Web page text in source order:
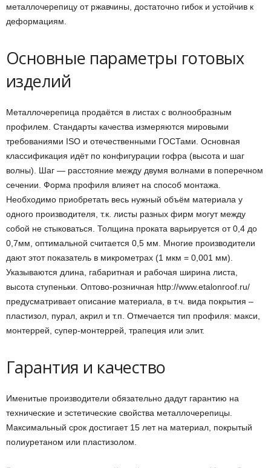
металлочерепицу от ржавчины, достаточно гибок и устойчив к
деформациям.
Основные параметры готовых
изделий
Металлочерепица продаётся в листах с волнообразным
профилем. Стандарты качества измеряются мировыми
требованиями ISO и отечественными ГОСТами. Основная
классификация идёт по конфигурации гофра (высота и шаг
волны). Шаг — расстояние между двумя волнами в поперечном
сечении. Форма профиля влияет на способ монтажа.
Необходимо приобретать весь нужный объём материала у
одного производителя, т.к. листы разных фирм могут между
собой не стыковаться. Толщина проката варьируется от 0,4 до
0,7мм, оптимальной считается 0,5 мм. Многие производители
дают этот показатель в микрометрах (1 мкм = 0,001 мм).
Указываются длина, габаритная и рабочая ширина листа,
высота ступеньки. Оптово-розничная http://www.etalonroof.ru/
предусматривает описание материала, в т.ч. вида покрытия –
пластизол, пурал, акрил и т.п. Отмечается тип профиля: макси,
монтеррей, супер-монтеррей, трапеция или элит.
Гарантия и качество
Именитые производители обязательно дадут гарантию на
технические и эстетические свойства металлочерепицы.
Максимальный срок достигает 15 лет на материал, покрытый
полиуретаном или пластизолом.